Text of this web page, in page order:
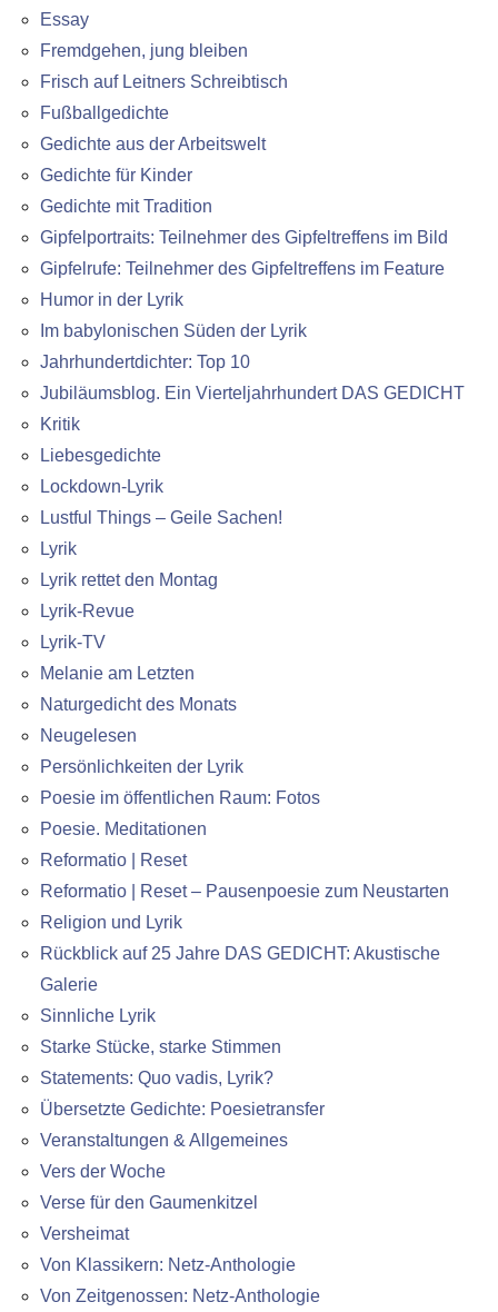
Essay
Fremdgehen, jung bleiben
Frisch auf Leitners Schreibtisch
Fußballgedichte
Gedichte aus der Arbeitswelt
Gedichte für Kinder
Gedichte mit Tradition
Gipfelportraits: Teilnehmer des Gipfeltreffens im Bild
Gipfelrufe: Teilnehmer des Gipfeltreffens im Feature
Humor in der Lyrik
Im babylonischen Süden der Lyrik
Jahrhundertdichter: Top 10
Jubiläumsblog. Ein Vierteljahrhundert DAS GEDICHT
Kritik
Liebesgedichte
Lockdown-Lyrik
Lustful Things – Geile Sachen!
Lyrik
Lyrik rettet den Montag
Lyrik-Revue
Lyrik-TV
Melanie am Letzten
Naturgedicht des Monats
Neugelesen
Persönlichkeiten der Lyrik
Poesie im öffentlichen Raum: Fotos
Poesie. Meditationen
Reformatio | Reset
Reformatio | Reset – Pausenpoesie zum Neustarten
Religion und Lyrik
Rückblick auf 25 Jahre DAS GEDICHT: Akustische
Galerie
Sinnliche Lyrik
Starke Stücke, starke Stimmen
Statements: Quo vadis, Lyrik?
Übersetzte Gedichte: Poesietransfer
Veranstaltungen & Allgemeines
Vers der Woche
Verse für den Gaumenkitzel
Versheimat
Von Klassikern: Netz-Anthologie
Von Zeitgenossen: Netz-Anthologie